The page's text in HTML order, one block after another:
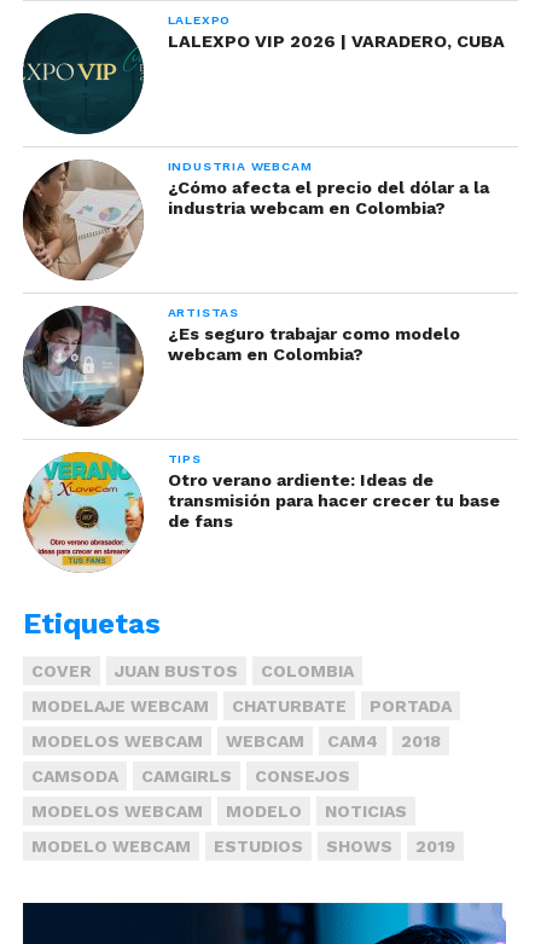
LALEXPO
LALEXPO VIP 2026 | VARADERO, CUBA
INDUSTRIA WEBCAM
¿Cómo afecta el precio del dólar a la
industria webcam en Colombia?
ARTISTAS
¿Es seguro trabajar como modelo
webcam en Colombia?
TIPS
Otro verano ardiente: Ideas de
transmisión para hacer crecer tu base
de fans
Etiquetas
COVER JUAN BUSTOS
COLOMBIA
MODELAJE WEBCAM
CHATURBATE
PORTADA
MODELOS WEBCAM
WEBCAM CAM4
2018
CAMSODA
CAMGIRLS
CONSEJOS
MODELOS WEBCAM
MODELO
NOTICIAS
MODELO WEBCAM
ESTUDIOS SHOWS 2019